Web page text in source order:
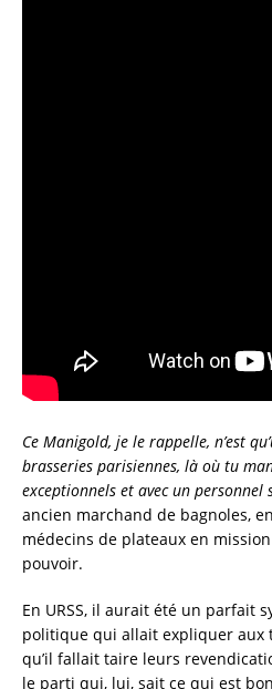
Ce Manigold, je le rappelle, n’est
brasseries parisiennes, là où tu
exceptionnels et avec un personnel
ancien marchand de bagnoles,
médecins de plateaux en
pouvoir.
En URSS, il aurait été un parfait
politique qui allait expliquer aux
qu’il fallait taire leurs
le parti qui, lui, sait ce qui est